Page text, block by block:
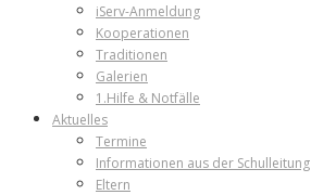
iServ-Anmeldung
Kooperationen
Traditionen
Galerien
1.Hilfe & Notfälle
Aktuelles
Termine
Informationen aus der Schulleitung
Eltern